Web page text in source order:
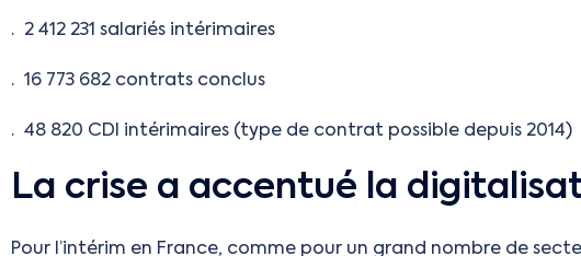
· 2 412 231 salariés intérimaires
· 16 773 682 contrats conclus
· 48 820 CDI intérimaires (type de contrat possible depuis 2014)
La crise a accentué la
Pour l’intérim en France, comme pour un grand nombre de